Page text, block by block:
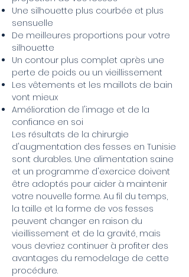
Une silhouette plus courbée et plus
sensuelle
De meilleures proportions pour votre
silhouette
Un contour plus complet après une
perte de poids ou un vieillissement
Les vêtements et les maillots de bain
vont mieux
Amélioration de l'image et de la
confiance en soi
Les résultats de la chirurgie
d'augmentation des fesses en Tunisie
sont durables. Une alimentation saine
et un programme d'exercice doivent
être adoptés pour aider à maintenir
votre nouvelle forme. Au fil du temps,
la taille et la forme de vos fesses
peuvent changer en raison du
vieillissement et de la gravité, mais
vous devriez continuer à profiter des
avantages du remodelage de cette
procédure.